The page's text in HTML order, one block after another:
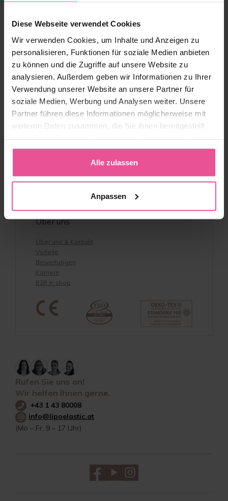
Diese Webseite verwendet Cookies
Wir verwenden Cookies, um Inhalte und Anzeigen zu
personalisieren, Funktionen für soziale Medien anbieten
zu können und die Zugriffe auf unsere Website zu
analysieren. Außerdem geben wir Informationen zu Ihrer
Verwendung unserer Website an unsere Partner für
soziale Medien, Werbung und Analysen weiter. Unsere
Partner führen diese Informationen möglicherweise mit
weiteren Daten zusammen, die Sie ihnen bereitgestellt
gesammelt haben.
Alle zulassen
Anpassen
Kundenservice
Kontakt
Versand und Zahlung
AGB
Rücksendungen
Vertrag widerrufen
Whistleblowing-Richtlinie
Barrierefreiheit
Konformitätserklärung
Über uns
Über uns & Kontakt
Vorteile
Bewertungen
Karriere
B2B e-shop
Rufen Sie uns an!
Wir helfen Ihnen gerne.
+43 1 43 80008
info@lipoelastic.at
(Mo – Fr, 9 – 17 Uhr)